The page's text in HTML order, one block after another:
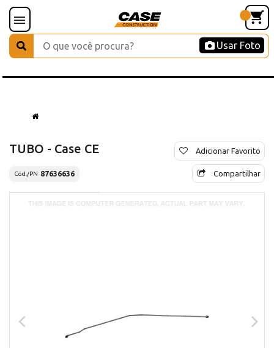
Usar Foto
TUBO - Case CE
Cód./PN 87636636
Adicionar Favorito
Compartilhar